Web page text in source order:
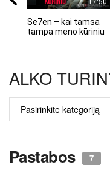
17:50
Se7en – kai tamsa
tampa meno kūriniu
ALKO
ALKO
TURINYS
Pastabos 7